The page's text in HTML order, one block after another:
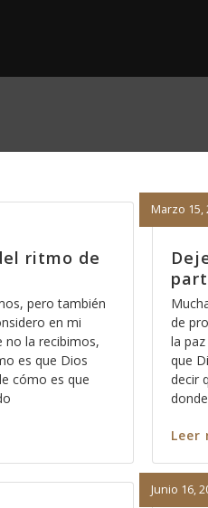
ritmo de
pero también
en mi
no la recibimos,
es que Dios
cómo es que
Marzo 15,
de
la
que
decir
Leer
Junio 16,